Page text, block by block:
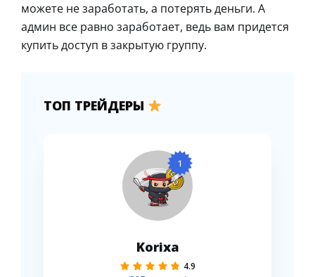
можете не заработать, а потерять деньги. А
админ все равно заработает, ведь вам придется
купить доступ в закрытую группу.
ТОП ТРЕЙДЕРЫ
1
Korixa
4.9